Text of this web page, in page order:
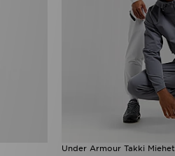
Under Armour Takki Miehet